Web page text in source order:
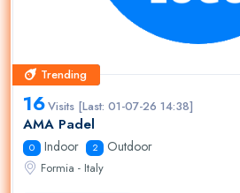
Trending
Trending
16Visits [Last: 01-07-26 14:38]
AMA Padel
0 Indoor 2 Outdoor
Formia - Italy